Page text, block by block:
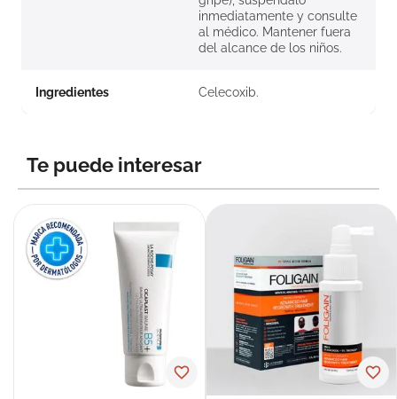
inmediatamente y consulte
al médico. Mantener fuera
del alcance de los niños.
Ingredientes Celecoxib.
Te puede interesar